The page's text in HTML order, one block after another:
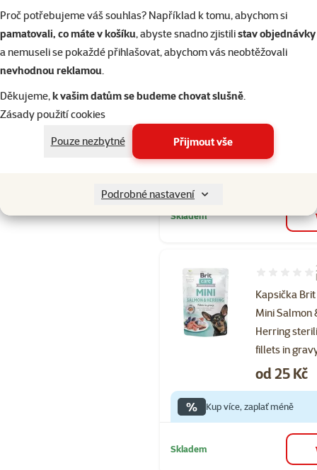
Proč potřebujeme váš souhlas? Například k tomu, abychom si
pamatovali, co máte v košíku, abyste snadno zjistilistav objednávky
a nemuseli se pokaždé přihlašovat, abychom vás neobtěžovali
nevhodnou reklamou.
Děkujeme,k vašim datům se budeme chovat slušně.
Zásady použití cookies
Pouze nezbytné
Přijmout vše
Podrobné nastavení
Skladem
Kapsička
Mini Salmon
Herring
fillets in
Hodnocení
Cena
od 25 Kč
% Kup více, zaplať méně
Skladem